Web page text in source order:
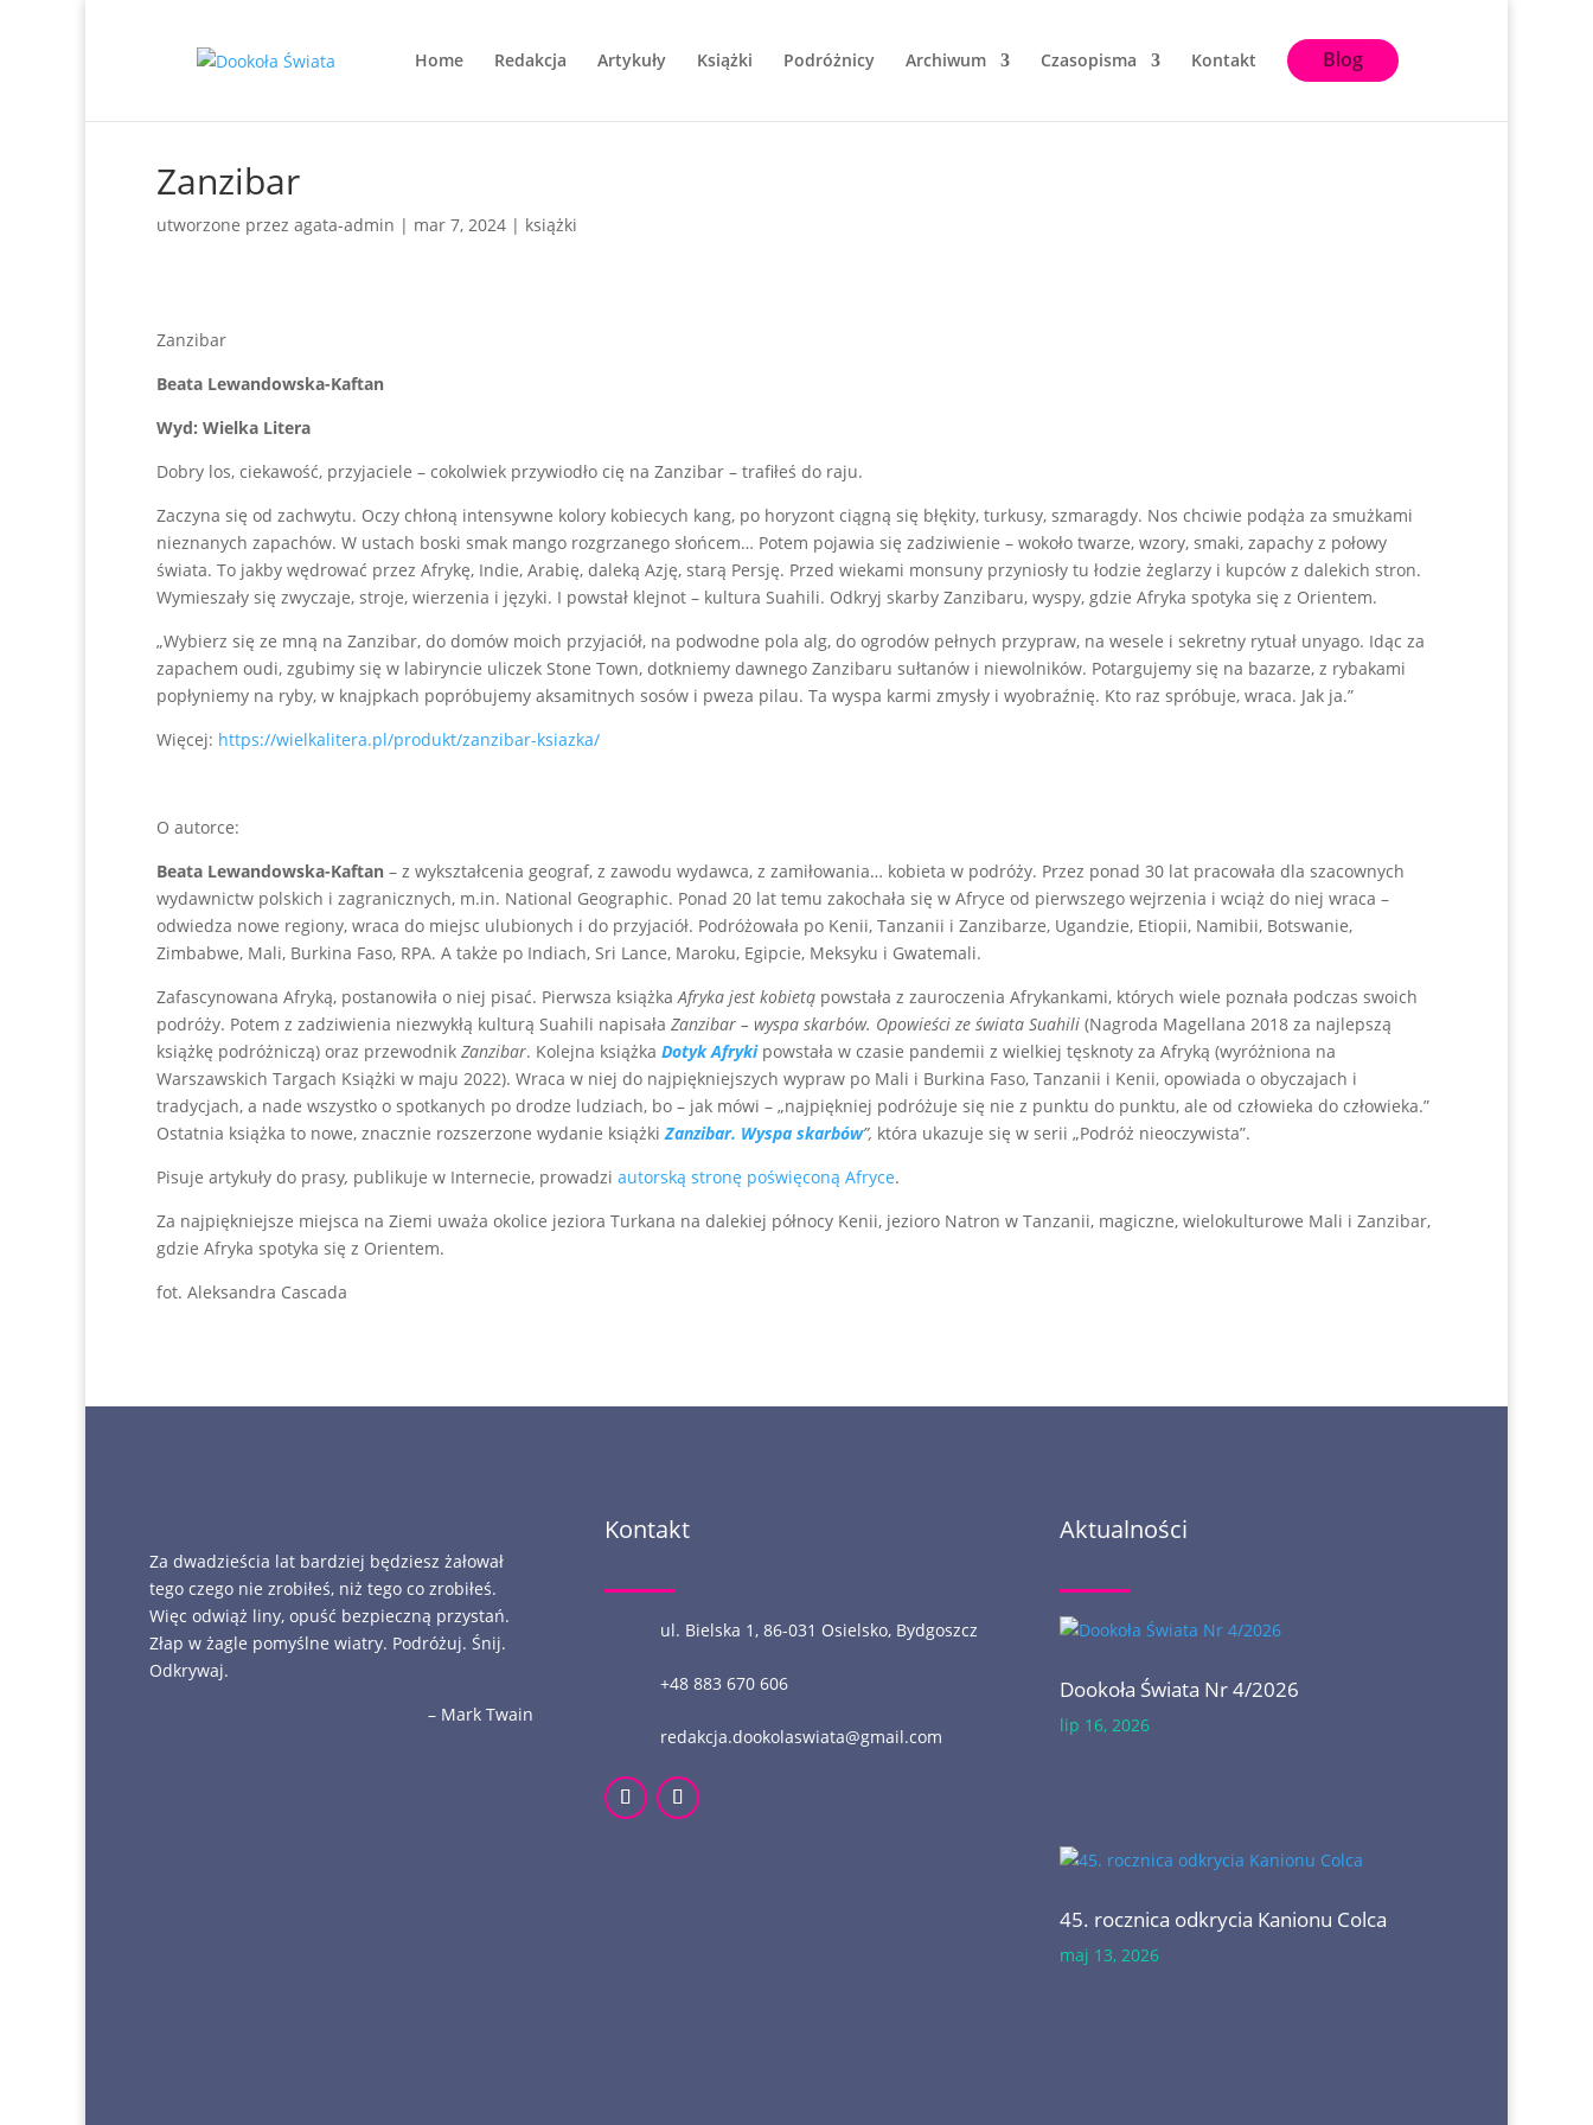
Home Redakcja Artykuły Książki Podróżnicy Archiwum Czasopisma Kontakt Blog
Zanzibar
utworzone przez agata-admin | mar 7, 2024 | książki
Zanzibar
Beata Lewandowska-Kaftan
Wyd: Wielka Litera
Dobry los, ciekawość, przyjaciele – cokolwiek przywiodło cię na Zanzibar – trafiłeś do raju.
Zaczyna się od zachwytu. Oczy chłoną intensywne kolory kobiecych kang, po horyzont ciągną się błękity, turkusy, szmaragdy. Nos chciwie podąża za smużkami
nieznanych zapachów. W ustach boski smak mango rozgrzanego słońcem… Potem pojawia się zadziwienie – wokoło twarze, wzory, smaki, zapachy z połowy
świata. To jakby wędrować przez Afrykę, Indie, Arabię, daleką Azję, starą Persję. Przed wiekami monsuny przyniosły tu łodzie żeglarzy i kupców z dalekich stron.
Wymieszały się zwyczaje, stroje, wierzenia i języki. I powstał klejnot – kultura Suahili. Odkryj skarby Zanzibaru, wyspy, gdzie Afryka spotyka się z Orientem.
„Wybierz się ze mną na Zanzibar, do domów moich przyjaciół, na podwodne pola alg, do ogrodów pełnych przypraw, na wesele i sekretny rytuał unyago. Idąc za
zapachem oudi, zgubimy się w labiryncie uliczek Stone Town, dotkniemy dawnego Zanzibaru sułtanów i niewolników. Potargujemy się na bazarze, z rybakami
popłyniemy na ryby, w knajpkach popróbujemy aksamitnych sosów i pweza pilau. Ta wyspa karmi zmysły i wyobraźnię. Kto raz spróbuje, wraca. Jak ja.”
Więcej: https://wielkalitera.pl/produkt/zanzibar-ksiazka/
O autorce:
Beata Lewandowska-Kaftan – z wykształcenia geograf, z zawodu wydawca, z zamiłowania… kobieta w podróży. Przez ponad 30 lat pracowała dla szacownych
wydawnictw polskich i zagranicznych, m.in. National Geographic. Ponad 20 lat temu zakochała się w Afryce od pierwszego wejrzenia i wciąż do niej wraca –
odwiedza nowe regiony, wraca do miejsc ulubionych i do przyjaciół. Podróżowała po Kenii, Tanzanii i Zanzibarze, Ugandzie, Etiopii, Namibii, Botswanie,
Zimbabwe, Mali, Burkina Faso, RPA. A także po Indiach, Sri Lance, Maroku, Egipcie, Meksyku i Gwatemali.
Zafascynowana Afryką, postanowiła o niej pisać. Pierwsza książkaAfryka jest kobietą powstała z zauroczenia Afrykankami, których wiele poznała podczas swoich
podróży. Potem z zadziwienia niezwykłą kulturą Suahili napisała Zanzibar – wyspa skarbów. Opowieści ze świata Suahili (Nagroda Magellana 2018 za najlepszą
książkę podróżniczą) oraz przewodnik Zanzibar. Kolejna książka Dotyk Afrykipowstała w czasie pandemii z wielkiej tęsknoty za Afryką (wyróżniona na
Warszawskich Targach Książki w maju 2022). Wraca w niej do najpiękniejszych wypraw po Mali i Burkina Faso, Tanzanii i Kenii, opowiada o obyczajach i
tradycjach, a nade wszystko o spotkanych po drodze ludziach, bo – jak mówi – „najpiękniej podróżuje się nie z punktu do punktu, ale od człowieka do człowieka.”
Ostatnia książka to nowe, znacznie rozszerzone wydanie książkiZanzibar. Wyspa skarbów”, która ukazuje się w serii „Podróż nieoczywista”.
Pisuje artykuły do prasy, publikuje w Internecie, prowadzi autorską stronę poświęconą Afryce.
Za najpiękniejsze miejsca na Ziemi uważa okolice jeziora Turkana na dalekiej północy Kenii, jezioro Natron w Tanzanii, magiczne, wielokulturowe Mali i Zanzibar,
gdzie Afryka spotyka się z Orientem.
fot. Aleksandra Cascada
Za dwadzieścia lat bardziej będziesz żałował
tego czego nie zrobiłeś, niż tego co zrobiłeś.
Więc odwiąż liny, opuść bezpieczną przystań.
Złap w żagle pomyślne wiatry. Podróżuj. Śnij.
Odkrywaj.
– Mark Twain
Kontakt
ul. Bielska 1, 86-031 Osielsko, Bydgoszcz
+48 883 670 606
redakcja.dookolaswiata@gmail.com
Aktualności
Dookoła Świata Nr 4/2026
lip 16, 2026
45. rocznica odkrycia Kanionu Colca
maj 13, 2026